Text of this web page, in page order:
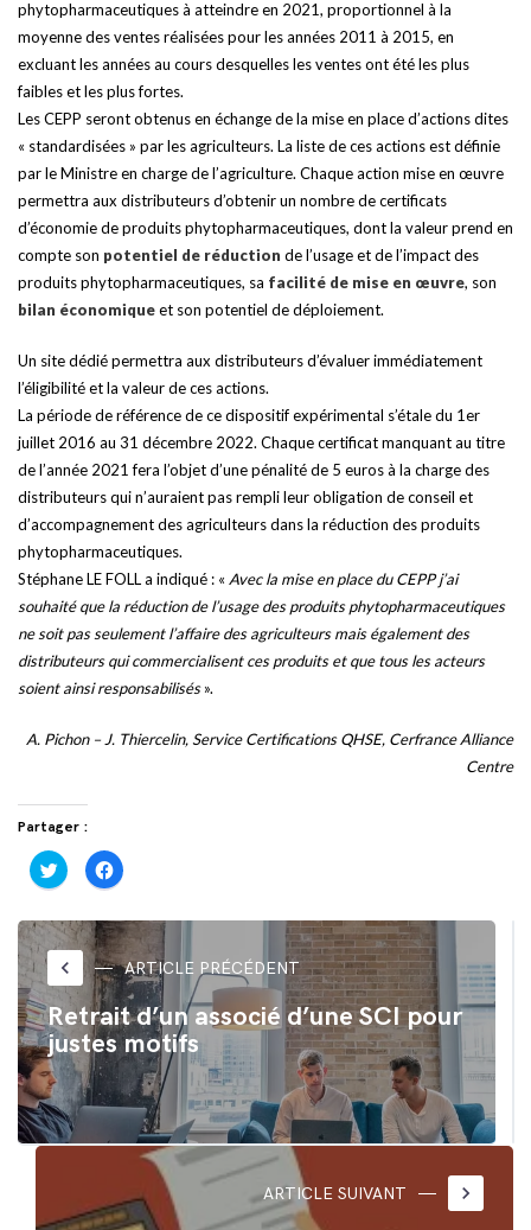
phytopharmaceutiques à atteindre en 2021, proportionnel à la
moyenne des ventes réalisées pour les années 2011 à 2015, en
excluant les années au cours desquelles les ventes ont été les plus
faibles et les plus fortes.
Les CEPP seront obtenus en échange de la mise en place d’actions dites
« standardisées » par les agriculteurs. La liste de ces actions est définie
par le Ministre en charge de l’agriculture. Chaque action mise en œuvre
permettra aux distributeurs d’obtenir un nombre de certificats
d’économie de produits phytopharmaceutiques, dont la valeur prend en
compte son potentiel de réduction de l’usage et de l’impact des
produits phytopharmaceutiques, sa facilité de mise en œuvre, son
bilan économiqueet son potentiel de déploiement.
Un site dédié permettra aux distributeurs d’évaluer immédiatement
l’éligibilité et la valeur de ces actions.
La période de référence de ce dispositif expérimental s’étale du 1er
juillet 2016 au 31 décembre 2022. Chaque certificat manquant au titre
de l’année 2021 fera l’objet d’une pénalité de 5 euros à la charge des
distributeurs qui n’auraient pas rempli leur obligation de conseil et
d’accompagnement des agriculteurs dans la réduction des produits
phytopharmaceutiques.
Stéphane LE FOLL a indiqué : « Avec la mise en place du CEPP j’ai
souhaité que la réduction de l’usage des produits phytopharmaceutiques
ne soit pas seulement l’affaire des agriculteurs mais également des
distributeurs qui commercialisent ces produits et que tous les acteurs
soient ainsi responsabilisés».
A. Pichon – J. Thiercelin, Service Certifications QHSE, Cerfrance Alliance
Centre
Partager :
Cliquez
pour
partager
Twitter(ouvre
dans
une
nouvelle
fenêtre)
Cliquez
pour
partager
Facebook(ouvre
dans
une
nouvelle
fenêtre)
keyboard_arrow_left ARTICLE PRÉCÉDENT
Retrait d’un associé d’une SCI pour
justes motifs
ARTICLE SUIVANT keyboard_arrow_right